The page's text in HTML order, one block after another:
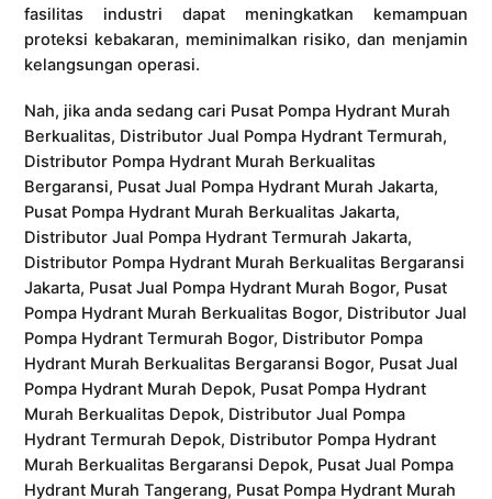
fasilitas industri dapat meningkatkan kemampuan
proteksi kebakaran, meminimalkan risiko, dan menjamin
kelangsungan operasi.
Nah, jika anda sedang cari Pusat Pompa Hydrant Murah
Berkualitas, Distributor Jual Pompa Hydrant Termurah,
Distributor Pompa Hydrant Murah Berkualitas
Bergaransi, Pusat Jual Pompa Hydrant Murah Jakarta,
Pusat Pompa Hydrant Murah Berkualitas Jakarta,
Distributor Jual Pompa Hydrant Termurah Jakarta,
Distributor Pompa Hydrant Murah Berkualitas Bergaransi
Jakarta, Pusat Jual Pompa Hydrant Murah Bogor, Pusat
Pompa Hydrant Murah Berkualitas Bogor, Distributor Jual
Pompa Hydrant Termurah Bogor, Distributor Pompa
Hydrant Murah Berkualitas Bergaransi Bogor, Pusat Jual
Pompa Hydrant Murah Depok, Pusat Pompa Hydrant
Murah Berkualitas Depok, Distributor Jual Pompa
Hydrant Termurah Depok, Distributor Pompa Hydrant
Murah Berkualitas Bergaransi Depok, Pusat Jual Pompa
Hydrant Murah Tangerang, Pusat Pompa Hydrant Murah